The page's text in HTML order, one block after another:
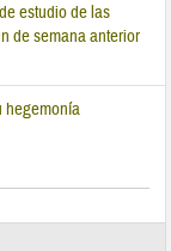
estudio de las
de semana anterior
hegemonía